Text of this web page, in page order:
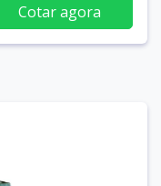
Cotar agora